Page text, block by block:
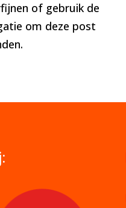
of gebruik de
om deze post